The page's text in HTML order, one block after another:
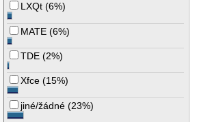
LXQt (6%)
MATE (6%)
TDE (2%)
Xfce (15%)
jiné/žádné (23%)